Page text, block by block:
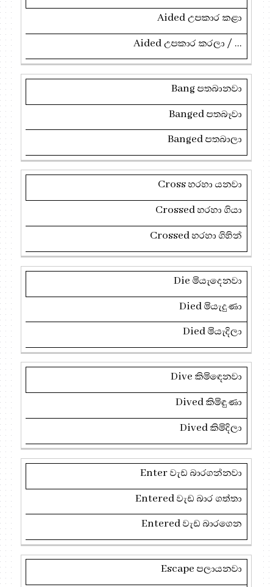
Aidedඋපකාර කළා
Aidedඋපකාර කරලා / ...
Bangපතබානවා
Bangedපතබෑවා
Bangedපතබාලා
Crossහරහා යනවා
Crossedහරහා ගියා
Crossedහරහා ගිහින්
Dieමියැදෙනවා
Diedමියැදුණා
Diedමියැදිලා
Diveකිමිඳෙනවා
Divedකිමිඳුණා
Divedකිමිදිලා
Enterවැඩ බාරගන්නවා
Enteredවැඩ බාර ගත්තා
Enteredවැඩ බාරගෙන
Escapeපලායනවා